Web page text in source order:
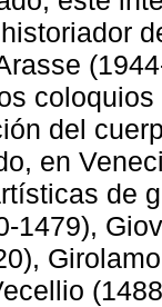
del
en
de
1479),